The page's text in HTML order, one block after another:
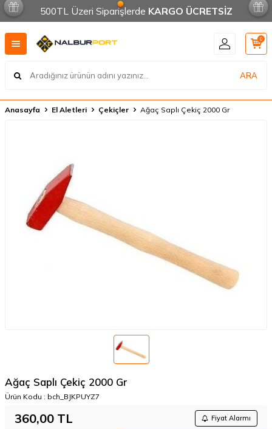
500TL Üzeri Siparişlerde KARGO ÜCRETSİZ
ARA
0
Anasayfa El Aletleri Çekiçler Ağaç Saplı Çekiç 2000 Gr
Ağaç Saplı Çekiç 2000 Gr
Ürün Kodu : bch_BJKPUYZ7
360,00 TL Fiyat Alarmı